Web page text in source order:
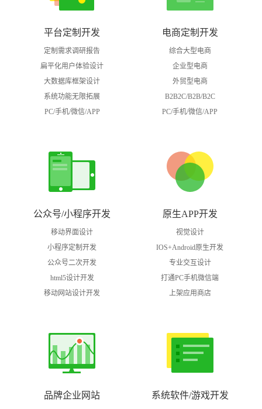
平台定制开发
定制需求调研报告
扁平化用户体验设计
大数据库框架设计
系统功能无限拓展
PC/手机/微信/APP
电商定制开发
综合大型电商
企业型电商
外贸型电商
B2B2C/B2B/B2C
PC/手机/微信/APP
公众号/小程序开发
移动界面设计
小程序定制开发
公众号二次开发
html5设计开发
移动网站设计开发
原生APP开发
视觉设计
IOS+Android原生开发
专业交互设计
打通PC手机微信端
上架应用商店
品牌企业网站 系统软件/游戏开发